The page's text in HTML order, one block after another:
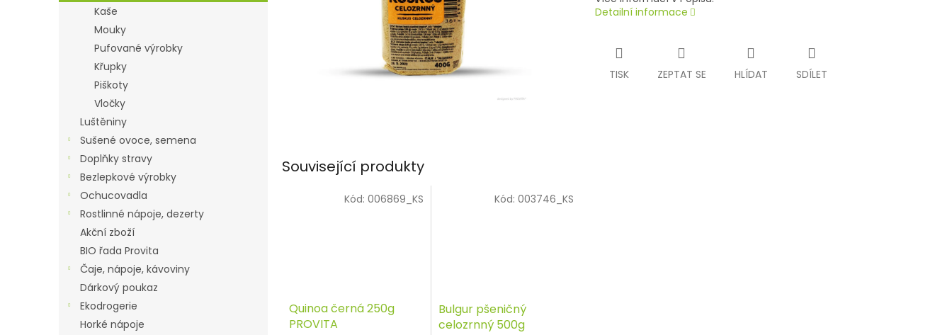
Kaše
Mouky
Pufované výrobky
Křupky
Piškoty
Vločky
Luštěniny
Sušené ovoce, semena
Doplňky stravy
Bezlepkové výrobky
Ochucovadla
Rostlinné nápoje, dezerty
Akční zboží
BIO řada Provita
Čaje, nápoje, kávoviny
Dárkový poukaz
Ekodrogerie
Horké nápoje
Detailní informace
TISK ZEPTAT SE HLÍDAT SDÍLET
Související produkty
Quinoa černá 250g
PROVITA
Kód: 006869_KS
Bulgur pšeničný
celozrnný 500g
Kód: 003746_KS